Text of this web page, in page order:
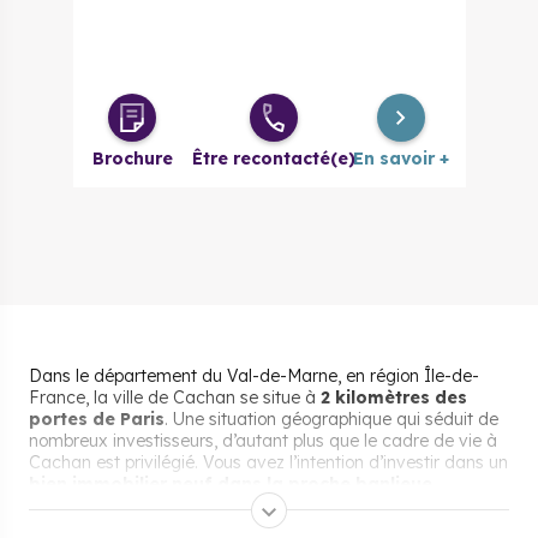
Brochure Être recontacté(e)En savoir +
Dans le département du Val-de-Marne, en région Île-de-
France, la ville de Cachan se situe à 2 kilomètres des
portes de Paris. Une situation géographique qui séduit de
nombreux investisseurs, d’autant plus que le cadre de vie à
Cachan est privilégié. Vous avez l’intention d’investir dans un
parisienne? Découvrez sans plus attendre les nombreux
atouts et le marché de l’immobilier à Cachan.